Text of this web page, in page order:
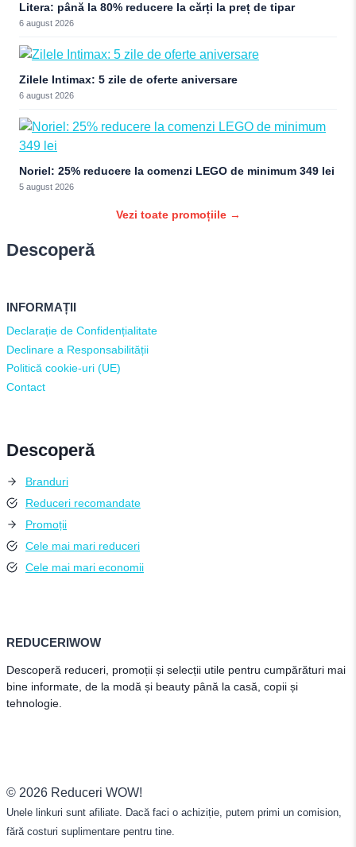
Litera: până la 80% reducere la cărți la preț de tipar
6 august 2026
Zilele Intimax: 5 zile de oferte aniversare
6 august 2026
Noriel: 25% reducere la comenzi LEGO de minimum 349 lei
5 august 2026
Vezi toate promoțiile →
Descoperă
INFORMAȚII
Declarație de Confidențialitate
Declinare a Responsabilității
Politică cookie-uri (UE)
Contact
Descoperă
Branduri
Reduceri recomandate
Promoții
Cele mai mari reduceri
Cele mai mari economii
REDUCERIWOW
Descoperă reduceri, promoții și selecții utile pentru cumpărături mai
bine informate, de la modă și beauty până la casă, copii și
tehnologie.
© 2026 Reduceri WOW!
Unele linkuri sunt afiliate. Dacă faci o achiziție, putem primi un comision,
fără costuri suplimentare pentru tine.